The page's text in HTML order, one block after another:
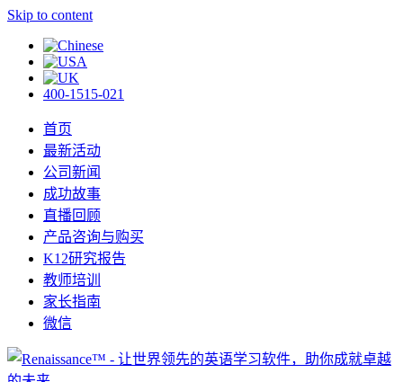
Skip to content
400-1515-021
首页
最新活动
公司新闻
成功故事
直播回顾
产品咨询与购买
K12研究报告
教师培训
家长指南
微信